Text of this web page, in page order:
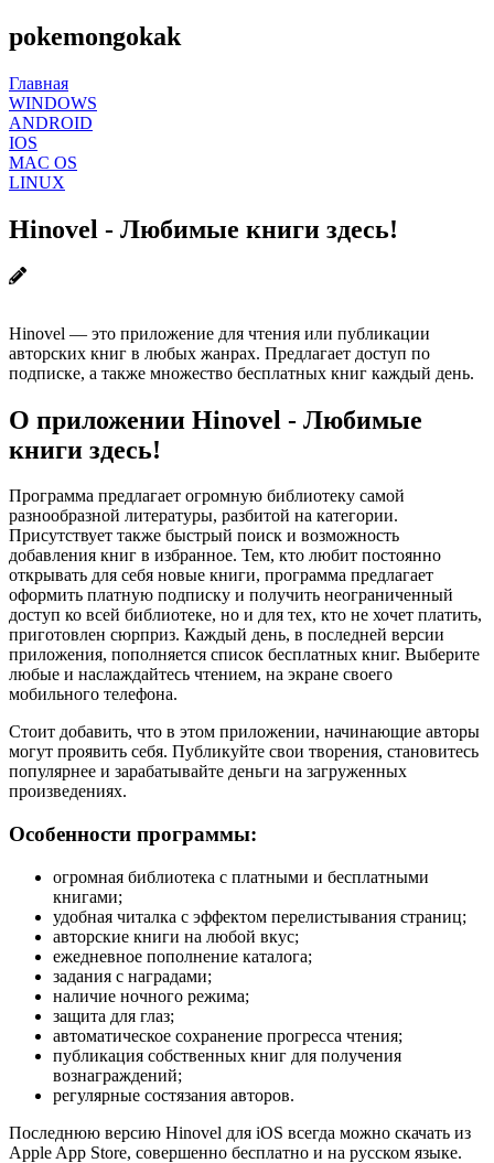
pokemongokak
Главная
WINDOWS
ANDROID
IOS
MAC OS
LINUX
Hinovel - Любимые книги здесь!
Hinovel — это приложение для чтения или публикации
авторских книг в любых жанрах. Предлагает доступ по
подписке, а также множество бесплатных книг каждый день.
О приложении Hinovel - Любимые
книги здесь!
Программа предлагает огромную библиотеку самой
разнообразной литературы, разбитой на категории.
Присутствует также быстрый поиск и возможность
добавления книг в избранное. Тем, кто любит постоянно
открывать для себя новые книги, программа предлагает
оформить платную подписку и получить неограниченный
доступ ко всей библиотеке, но и для тех, кто не хочет платить,
приготовлен сюрприз. Каждый день, в последней версии
приложения, пополняется список бесплатных книг. Выберите
любые и наслаждайтесь чтением, на экране своего
мобильного телефона.
Стоит добавить, что в этом приложении, начинающие авторы
могут проявить себя. Публикуйте свои творения, становитесь
популярнее и зарабатывайте деньги на загруженных
произведениях.
Особенности программы:
огромная библиотека с платными и бесплатными
книгами;
удобная читалка с эффектом перелистывания страниц;
авторские книги на любой вкус;
ежедневное пополнение каталога;
задания с наградами;
наличие ночного режима;
защита для глаз;
автоматическое сохранение прогресса чтения;
публикация собственных книг для получения
вознаграждений;
регулярные состязания авторов.
Последнюю версию Hinovel для iOS всегда можно скачать из
Apple App Store, совершенно бесплатно и на русском языке.